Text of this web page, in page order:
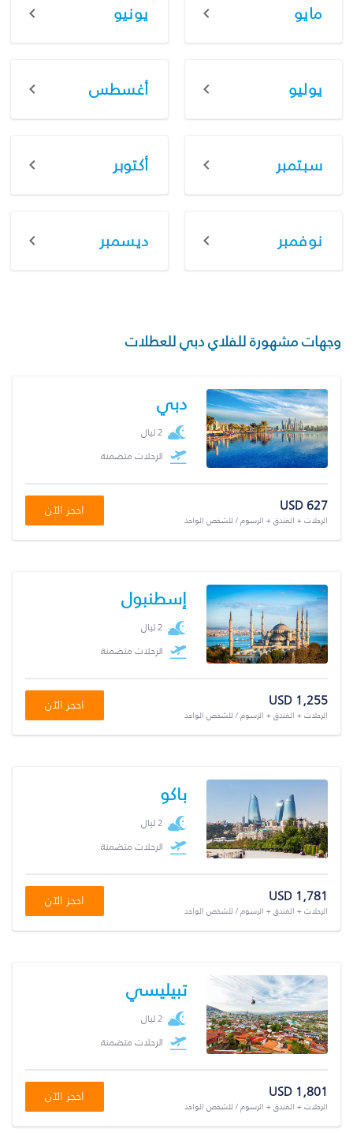
مايو يونيو
يوليو أغسطس
سبتمبر أكتوبر
نوفمبر ديسمبر
وجهات مشهورة للفلاي دبي للعطلات
دبي
2 ليال
الرحلات متضمنة
USD 627
الرحلات + الفندق + الرسوم / للشخص الواحد
احجز الآن
إسطنبول
2 ليال
الرحلات متضمنة
USD 1,255
الرحلات + الفندق + الرسوم / للشخص الواحد
احجز الآن
باكو
2 ليال
الرحلات متضمنة
USD 1,781
الرحلات + الفندق + الرسوم / للشخص الواحد
احجز الآن
تبيليسي
2 ليال
الرحلات متضمنة
USD 1,801
الرحلات + الفندق + الرسوم / للشخص الواحد
احجز الآن